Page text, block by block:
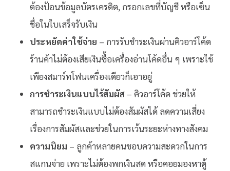
ต้องป้อนข้อมูลบัตรเครดิต, กรอกเลขที่บัญชี หรือเซ็น
ชื่อในใบเสร็จรับเงิน
ประหยัดค่าใช้จ่าย – การรับชำระเงินผ่านคิวอาร์โค้ด
ร้านค้าไม่ต้องเสียเงินซื้อเครื่องอ่านโค้ดอื่น ๆ เพราะใช้
เพียงสมาร์ทโฟนเครื่องเดียวก็เอาอยู่
การชำระเงินแบบไร้สัมผัส – คิวอาร์โค้ด ช่วยให้
สามารถชำระเงินแบบไม่ต้องสัมผัสได้ ลดความเสี่ยง
เรื่องการสัมผัสและช่วยในการเว้นระยะห่างทางสังคม
ความนิยม – ลูกค้าหลายคนชอบความสะดวกในการ
สแกนจ่าย เพราะไม่ต้องพกเงินสด หรือคอยมองหาตู้